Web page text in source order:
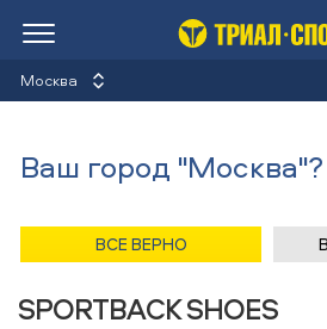
Москва
Кроссовки UYN MAN
SPORTBACK SHOES
Ваш город "Москва"?
ВСЕ ВЕРНО